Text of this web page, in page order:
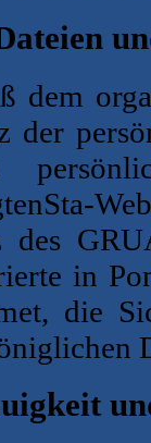
dem
der
Sta-
des
in
, die